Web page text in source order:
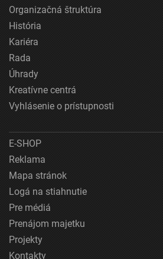
Organizačná štruktúra
História
Kariéra
Rada
Úhrady
Kreatívne centrá
Vyhlásenie o prístupnosti
E-SHOP
Reklama
Mapa stránok
Logá na stiahnutie
Pre médiá
Prenájom majetku
Projekty
Kontakty